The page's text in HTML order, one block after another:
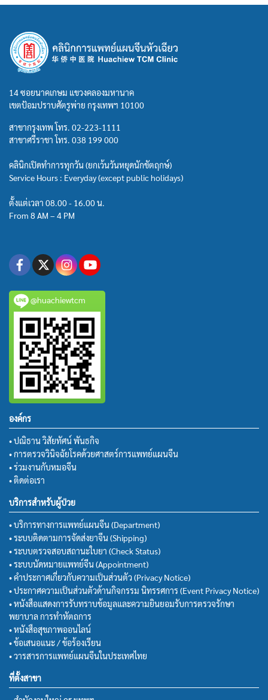
14 ซอยนาคเกษม แขวงคลองมหานาค
เขตป้อมปราบศัตรูพ่าย กรุงเทพฯ 10100
สาขากรุงเทพ โทร. 02-223-1111
สาขาศรีราชา โทร. 038 199 000
คลินิกเปิดทำการทุกวัน (ยกเว้นวันหยุดนักขัตฤกษ์)
Service Hours : Everyday (except public holidays)
ตั้งแต่เวลา 08.00 - 16.00 น.
From 8 AM – 4 PM
@huachiewtcm
องค์กร
• ปณิธาน วิสัยทัศน์ พันธกิจ
• การตรวจวินิจฉัยโรคด้วยศาสตร์การแพทย์แผนจีน
• ร่วมงานกับหมอจีน
• ติดต่อเรา
บริการสำหรับผู้ป่วย
• บริการทางการแพทย์แผนจีน (Department)
• ระบบติดตามการจัดส่งยาจีน (Shipping)
• ระบบตรวจสอบสถานะใบยา (Check Status)
• ระบบนัดหมายแพทย์จีน (Appointment)
• คำประกาศเกี่ยวกับความเป็นส่วนตัว (Privacy Notice)
• ประกาศความเป็นส่วนตัวด้านกิจกรรม นิทรรศการ (Event Privacy Notice)
• หนังสือแสดงการรับทราบข้อมูลและความยินยอมรับการตรวจรักษา
พยาบาล การทำหัตถการ
• หนังสือสุขภาพออนไลน์
• ข้อเสนอแนะ / ข้อร้องเรียน
• วารสารการแพทย์แผนจีนในประเทศไทย
ที่ตั้งสาขา